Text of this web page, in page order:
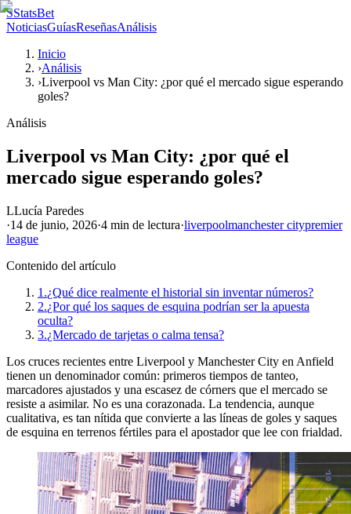
SStatsBet
NoticiasGuíasReseñasAnálisis
Inicio
›Análisis
›Liverpool vs Man City: ¿por qué el mercado sigue esperando
goles?
Análisis
Liverpool vs Man City: ¿por qué el
mercado sigue esperando goles?
LLucía Paredes
·14 de junio, 2026·4 min de lectura·liverpoolmanchester citypremier
league
Contenido del artículo
1.¿Qué dice realmente el historial sin inventar números?
2.¿Por qué los saques de esquina podrían ser la apuesta
oculta?
3.¿Mercado de tarjetas o calma tensa?
Los cruces recientes entre Liverpool y Manchester City en Anfield
tienen un denominador común: primeros tiempos de tanteo,
marcadores ajustados y una escasez de córners que el mercado se
resiste a asimilar. No es una corazonada. La tendencia, aunque
cualitativa, es tan nítida que convierte a las líneas de goles y saques
de esquina en terrenos fértiles para el apostador que lee con frialdad.